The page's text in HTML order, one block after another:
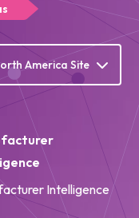
America Site
Intelligence